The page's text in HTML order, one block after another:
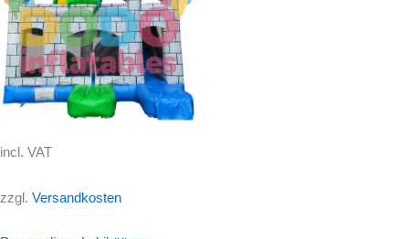
incl. VAT
zzgl. Versandkosten